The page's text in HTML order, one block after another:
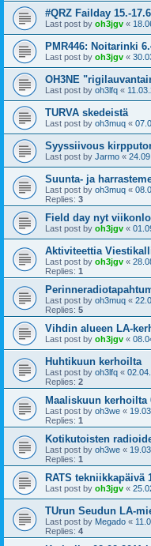
#QRZ Failday 15.-
Last post by oh3jgv «
PMR446: Noitarinki
Last post by oh3jgv «
OH3NE
Last post by oh3lfq «
TURVA skedeistä
Last post by oh3muq «
Syyssiivous
Last post by Jarmo «
Suunta- ja
Last post by oh3muq «
Replies: 3
Field day nyt
Last post by oh3jgv «
Aktiviteettia
Last post by oh3jgv «
Replies: 1
Last post by oh3muq «
Replies: 5
Vihdin alueen LA-
Last post by oh3jgv «
Huhtikuun kerhoilta
Last post by oh3lfq «
Replies: 2
Maaliskuun kerhoilta
Last post by oh3we «
Replies: 1
Kotikutoisten
Last post by oh3we «
Replies: 1
RATS tekniikkapäivä
Last post by oh3jgv «
TUrun Seudun LA-
Last post by Megado «
Replies: 4